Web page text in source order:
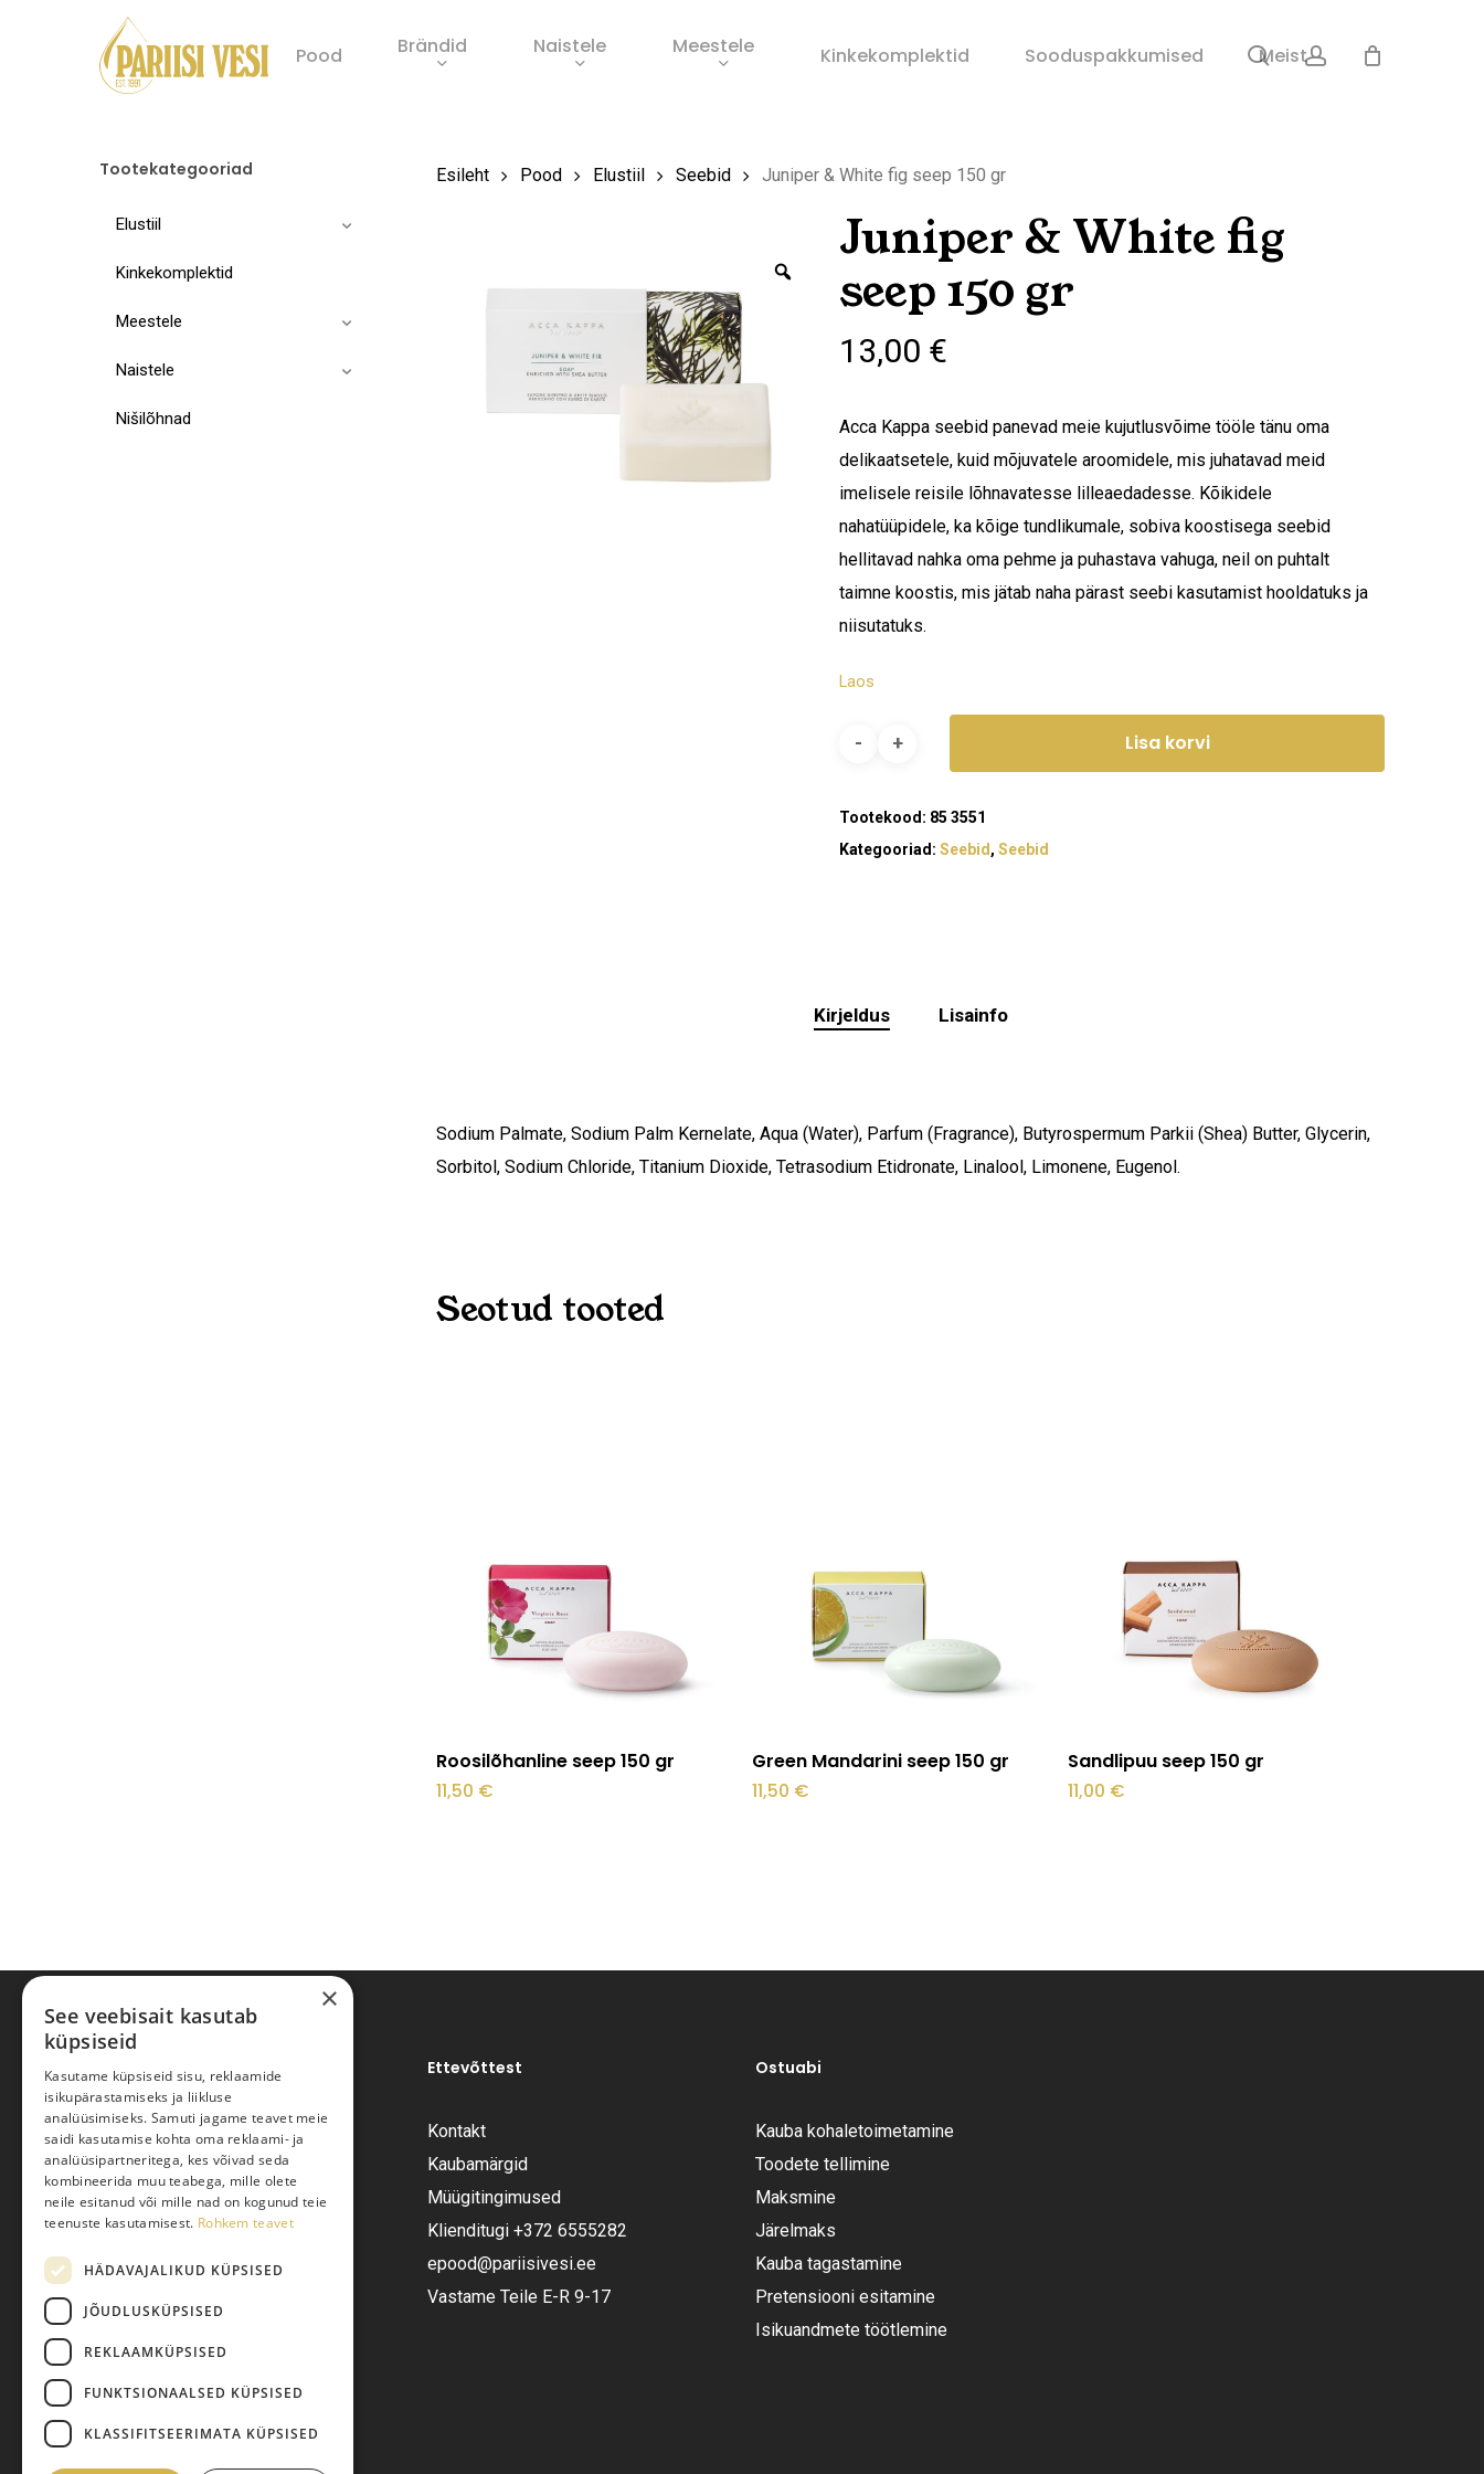
Pood Brändid Naistele Meestele Kinkekomplektid Sooduspakkumised Meist
search account
Ostukorv
Tootekategooriad
Elustiil
Kinkekomplektid
Meestele
Naistele
Nišilõhnad
Esileht Pood Elustiil Seebid Juniper & White fig seep 150 gr
Juniper & White fig
seep 150 gr
13,00 €
Acca Kappa seebid panevad meie kujutlusvõime tööle tänu oma
delikaatsetele, kuid mõjuvatele aroomidele, mis juhatavad meid
imelisele reisile lõhnavatesse lilleaedadesse. Kõikidele
nahatüüpidele, ka kõige tundlikumale, sobiva koostisega seebid
hellitavad nahka oma pehme ja puhastava vahuga, neil on puhtalt
taimne koostis, mis jätab naha pärast seebi kasutamist hooldatuks ja
niisutatuks.
Laos
Lisa korvi
Tootekood: 85 3551
Kategooriad:Seebid ,Seebid
Kirjeldus Lisainfo
Sodium Palmate, Sodium Palm Kernelate, Aqua (Water), Parfum (Fragrance), Butyrospermum Parkii (Shea) Butter, Glycerin,
Sorbitol, Sodium Chloride, Titanium Dioxide, Tetrasodium Etidronate, Linalool, Limonene, Eugenol.
Seotud tooted
Lisa korvi
Roosilõhanline seep 150 gr
11,50 €
Lisa korvi
Green Mandarini seep 150 gr
11,50 €
Lisa korvi
Sandlipuu seep 150 gr
11,00 €
Pariisi Vesi OÜ
Tüve 54-2, Tallinn 13418
Telefon: +372 6555282
E-post: epood@pariisivesi.ee
Ettevõttest
Kontakt
Kaubamärgid
Müügitingimused
Klienditugi +372 6555282
epood@pariisivesi.ee
Vastame Teile E-R 9-17
Ostuabi
Kauba kohaletoimetamine
Toodete tellimine
Maksmine
Järelmaks
Kauba tagastamine
Pretensiooni esitamine
Isikuandmete töötlemine
×
See veebisait kasutab
küpsiseid
Kasutame küpsiseid sisu, reklaamide
isikupärastamiseks ja liikluse
analüüsimiseks. Samuti jagame teavet meie
saidi kasutamise kohta oma reklaami- ja
analüüsipartneritega, kes võivad seda
kombineerida muu teabega, mille olete
neile esitanud või mille nad on kogunud teie
teenuste kasutamisest. Rohkem teavet
HÄDAVAJALIKUD KÜPSISED
JÕUDLUSKÜPSISED
REKLAAMKÜPSISED
FUNKTSIONAALSED KÜPSISED
KLASSIFITSEERIMATA KÜPSISED